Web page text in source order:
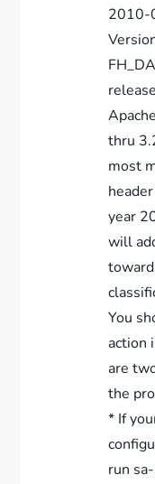
2010-
thru
most
year
will
You
action
are
the
* If
run